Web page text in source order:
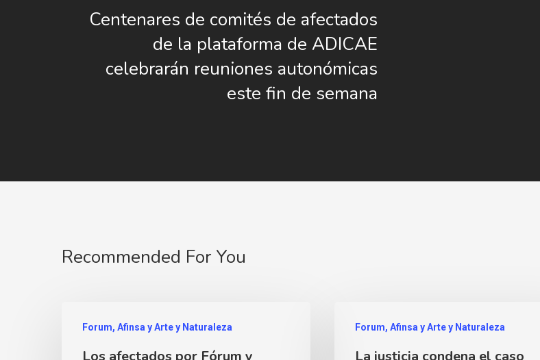
Centenares de comités de afectados
de la plataforma de ADICAE
celebrarán reuniones autonómicas
este fin de semana
Recommended For You
Forum, Afinsa y Arte y Naturaleza Forum, Afinsa y Arte y Naturaleza